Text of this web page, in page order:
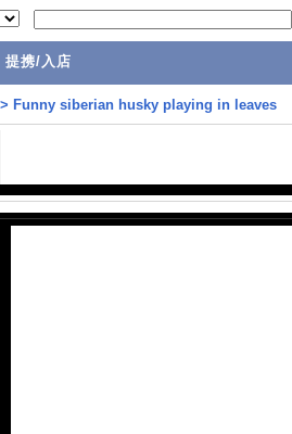
提携/入店
Funny siberian husky playing in leaves